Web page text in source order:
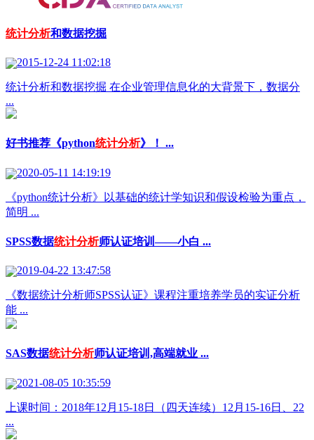
统计分析和数据挖掘
2015-12-24 11:02:18
统计分析和数据挖掘 在企业管理信息化的大背景下，数据分
...
好书推荐《python统计分析》！ ...
2020-05-11 14:19:19
《python统计分析》以基础的统计学知识和假设检验为重点，
简明 ...
SPSS数据统计分析师认证培训——小白 ...
2019-04-22 13:47:58
《数据统计分析师SPSS认证》课程注重培养学员的实证分析
能 ...
SAS数据统计分析师认证培训,高端就业 ...
2021-08-05 10:35:59
上课时间：2018年12月15-18日（四天连续）12月15-16日、22
...